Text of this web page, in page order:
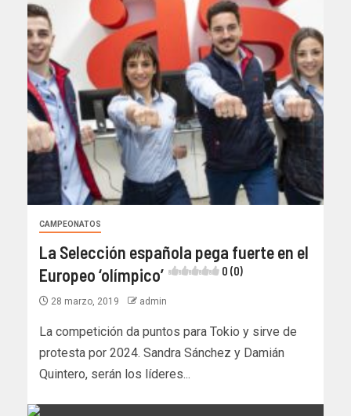
CAMPEONATOS
La Selección española pega fuerte en el
Europeo ‘olímpico’
0 (0)
28 marzo, 2019 admin
La competición da puntos para Tokio y sirve de
protesta por 2024. Sandra Sánchez y Damián
Quintero, serán los líderes...